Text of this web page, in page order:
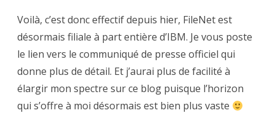
Company
Voilà, c’est donc effectif depuis hier, FileNet est
désormais filiale à part entière d’IBM. Je vous poste
le lien vers le communiqué de presse officiel qui
donne plus de détail. Et j’aurai plus de facilité à
élargir mon spectre sur ce blog puisque l’horizon
qui s’offre à moi désormais est bien plus vaste